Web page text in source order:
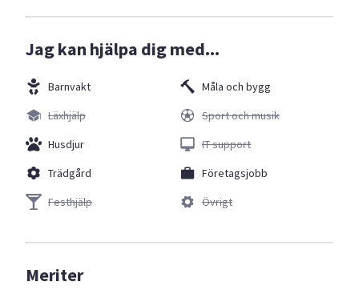
Jag kan hjälpa dig med...
Barnvakt
Läxhjälp
Husdjur
Trädgård
Festhjälp
Måla och bygg
Sport och musik
IT support
Företagsjobb
Övrigt
Meriter